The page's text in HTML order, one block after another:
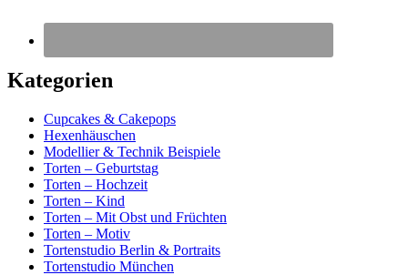
Kategorien
Cupcakes & Cakepops
Hexenhäuschen
Modellier & Technik Beispiele
Torten – Geburtstag
Torten – Hochzeit
Torten – Kind
Torten – Mit Obst und Früchten
Torten – Motiv
Tortenstudio Berlin & Portraits
Tortenstudio München